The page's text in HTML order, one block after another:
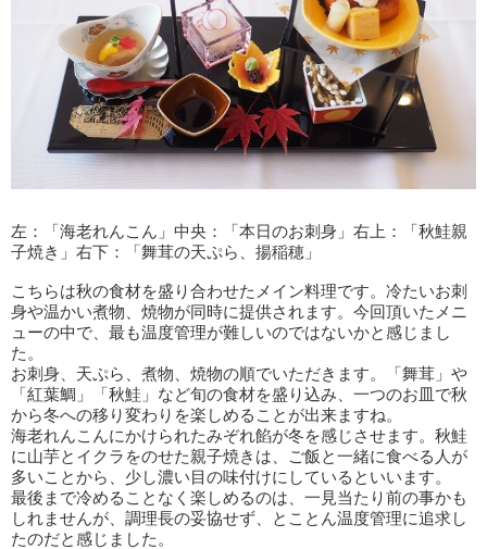
左：「海老れんこん」中央：「本日のお刺身」右上：「秋鮭親
子焼き」右下：「舞茸の天ぷら、揚稲穂」
こちらは秋の食材を盛り合わせたメイン料理です。冷たいお刺
身や温かい煮物、焼物が同時に提供されます。今回頂いたメニ
ューの中で、最も温度管理が難しいのではないかと感じまし
た。
お刺身、天ぷら、煮物、焼物の順でいただきます。「舞茸」や
「紅葉鯛」「秋鮭」など旬の食材を盛り込み、一つのお皿で秋
から冬への移り変わりを楽しめることが出来ますね。
海老れんこんにかけられたみぞれ餡が冬を感じさせます。秋鮭
に山芋とイクラをのせた親子焼きは、ご飯と一緒に食べる人が
多いことから、少し濃い目の味付けにしているといいます。
最後まで冷めることなく楽しめるのは、一見当たり前の事かも
しれませんが、調理長の妥協せず、とことん温度管理に追求し
たのだと感じました。